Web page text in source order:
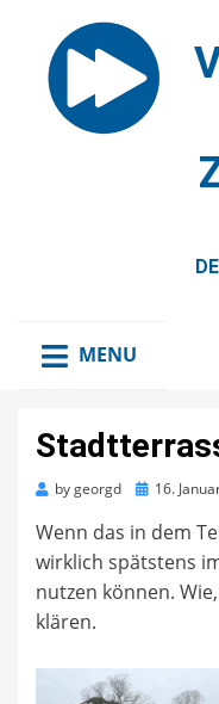
MENU
bygeorgd
Posted
16.
Wenn das in dem
wirklich spätstens
nutzen können.
klären.